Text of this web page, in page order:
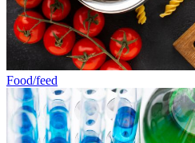
Food/feed